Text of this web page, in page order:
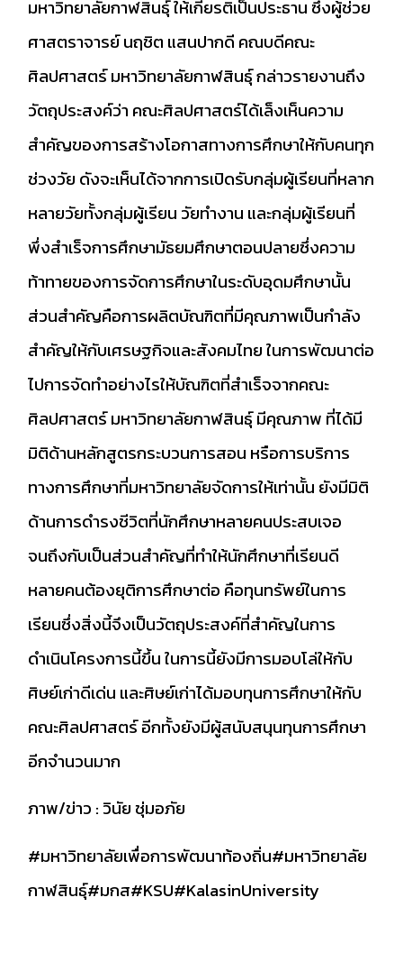
มหาวิทยาลัยกาฬสินธุ์ ให้เกียรติเป็นประธาน ซึ่งผู้ช่วย
ศาสตราจารย์ นฤชิต แสนปากดี คณบดีคณะ
ศิลปศาสตร์ มหาวิทยาลัยกาฬสินธุ์ กล่าวรายงานถึง
วัตถุประสงค์ว่า คณะศิลปศาสตร์ได้เล็งเห็นความ
สำคัญของการสร้างโอกาสทางการศึกษาให้กับคนทุก
ช่วงวัย ดังจะเห็นได้จากการเปิดรับกลุ่มผู้เรียนที่หลาก
หลายวัยทั้งกลุ่มผู้เรียน วัยทำงาน และกลุ่มผู้เรียนที่
พึ่งสำเร็จการศึกษามัธยมศึกษาตอนปลายซึ่งความ
ท้าทายของการจัดการศึกษาในระดับอุดมศึกษานั้น
ส่วนสำคัญคือการผลิตบัณฑิตที่มีคุณภาพเป็นกำลัง
สำคัญให้กับเศรษฐกิจและสังคมไทย ในการพัฒนาต่อ
ไปการจัดทำอย่างไรให้บัณฑิตที่สำเร็จจากคณะ
ศิลปศาสตร์ มหาวิทยาลัยกาฬสินธุ์ มีคุณภาพ ที่ได้มี
มิติด้านหลักสูตรกระบวนการสอน หรือการบริการ
ทางการศึกษาที่มหาวิทยาลัยจัดการให้เท่านั้น ยังมีมิติ
ด้านการดำรงชีวิตที่นักศึกษาหลายคนประสบเจอ
จนถึงกับเป็นส่วนสำคัญที่ทำให้นักศึกษาที่เรียนดี
หลายคนต้องยุติการศึกษาต่อ คือทุนทรัพย์ในการ
เรียนซึ่งสิ่งนี้จึงเป็นวัตถุประสงค์ที่สำคัญในการ
ดำเนินโครงการนี้ขึ้น ในการนี้ยังมีการมอบโล่ให้กับ
ศิษย์เก่าดีเด่น และศิษย์เก่าได้มอบทุนการศึกษาให้กับ
คณะศิลปศาสตร์ อีกทั้งยังมีผู้สนับสนุนทุนการศึกษา
อีกจำนวนมาก
ภาพ/ข่าว : วินัย ชุ่มอภัย
#มหาวิทยาลัยเพื่อการพัฒนาท้องถิ่น#มหาวิทยาลัย
กาฬสินธุ์#มกส#KSU#KalasinUniversity